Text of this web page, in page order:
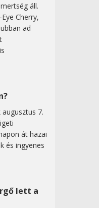
áll.
Cherry,
ad
7.
át hazai
és ingyenes
lett a